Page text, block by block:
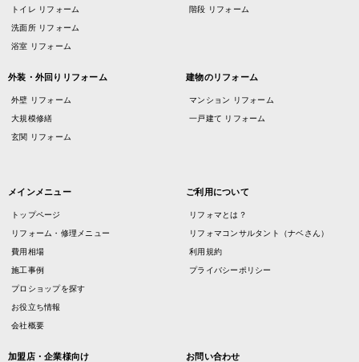
トイレ リフォーム
洗面所 リフォーム
浴室 リフォーム
階段 リフォーム
外装・外回りリフォーム
外壁 リフォーム
大規模修繕
玄関 リフォーム
建物のリフォーム
マンション リフォーム
一戸建て リフォーム
メインメニュー
トップページ
リフォーム・修理メニュー
費用相場
施工事例
プロショップを探す
お役立ち情報
会社概要
ご利用について
リフォマとは？
リフォマコンサルタント（ナベさん）
利用規約
プライバシーポリシー
加盟店・企業様向け お問い合わせ